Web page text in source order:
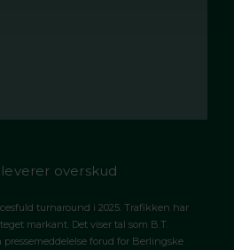
overskud
turnaround i 2025. Trafikken har
markant. Det viser tal som B.T.
forud for Berlingske